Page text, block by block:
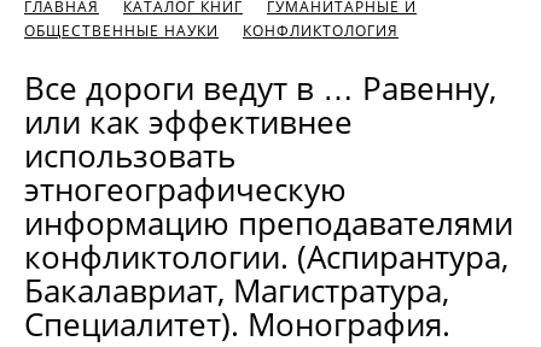
ГЛАВНАЯ КАТАЛОГ КНИГ
ГУМАНИТАРНЫЕ И
ОБЩЕСТВЕННЫЕ НАУКИ
КОНФЛИКТОЛОГИЯ
Все дороги ведут в … Равенну,
или как эффективнее
использовать
этногеографическую
информацию преподавателями
конфликтологии. (Аспирантура,
Бакалавриат, Магистратура,
Специалитет). Монография.